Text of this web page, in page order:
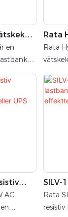
På 500
en
drift
buller i
Rata
Rata
på
för
vilket
vid full
Eller
AC
SILV-
Eller
Rata